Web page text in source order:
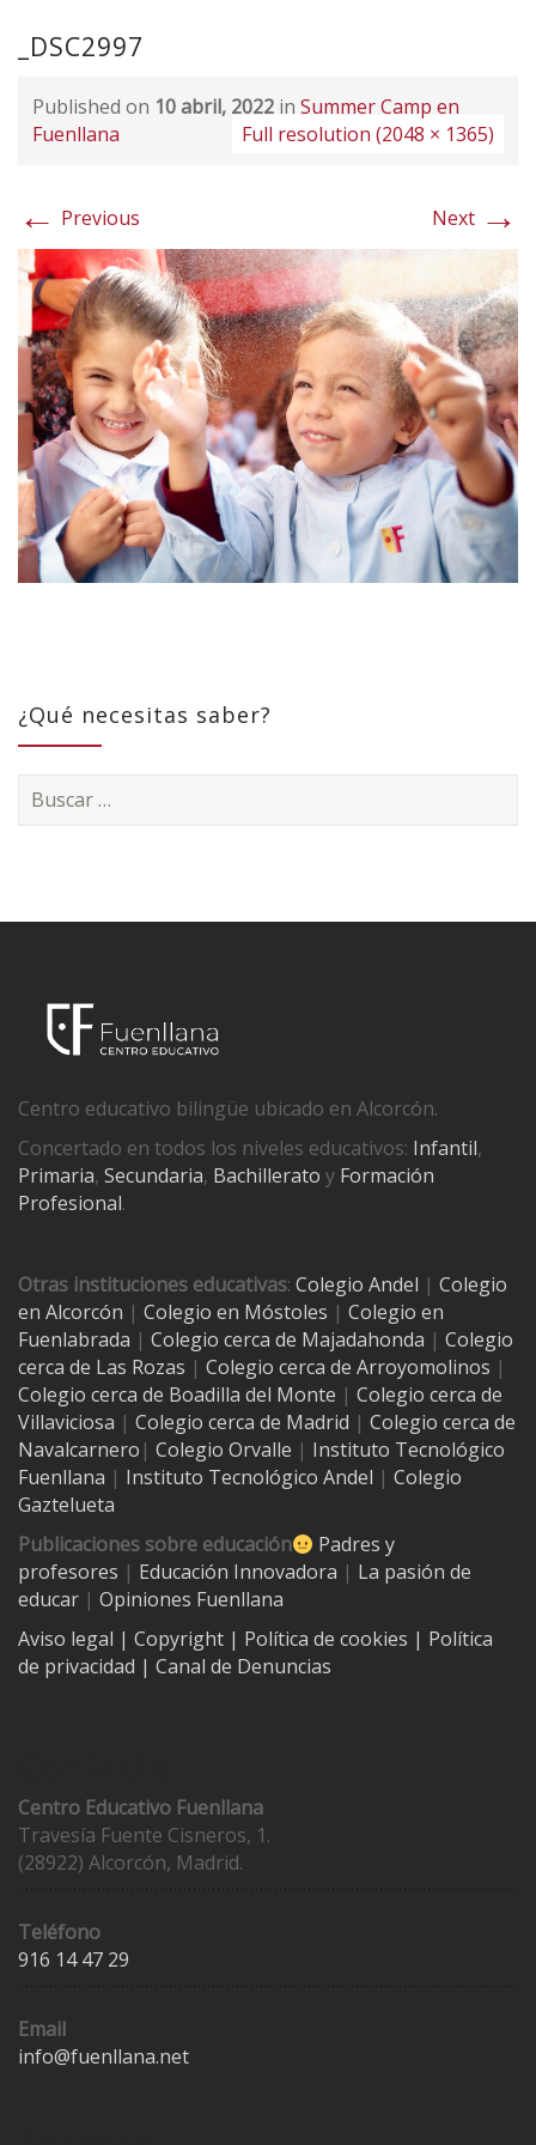
_DSC2997
Published on 10 abril, 2022 in Summer Camp en
Fuenllana
Full resolution (2048 × 1365)
← Previous Next →
¿Qué necesitas saber?
Buscar:
Centro educativo bilingüe ubicado en Alcorcón.
Concertado en todos los niveles educativos: Infantil,
Primaria, Secundaria, Bachillerato y Formación
Profesional.
Otras instituciones educativas: Colegio Andel | Colegio
en Alcorcón | Colegio en Móstoles | Colegio en
Fuenlabrada | Colegio cerca de Majadahonda | Colegio
cerca de Las Rozas | Colegio cerca de Arroyomolinos |
Colegio cerca de Boadilla del Monte | Colegio cerca de
Villaviciosa | Colegio cerca de Madrid | Colegio cerca de
Navalcarnero | Colegio Orvalle | Instituto Tecnológico
Fuenllana | Instituto Tecnológico Andel | Colegio
Gaztelueta
Publicaciones sobre educación
Padres y
profesores | Educación Innovadora | La pasión de
educar | Opiniones Fuenllana
Aviso legal | Copyright | Política de cookies | Política
de privacidad | Canal de Denuncias
Centro Educativo Fuenllana
Travesía Fuente Cisneros, 1.
(28922) Alcorcón, Madrid.
Teléfono
916 14 47 29
Email
info@fuenllana.net